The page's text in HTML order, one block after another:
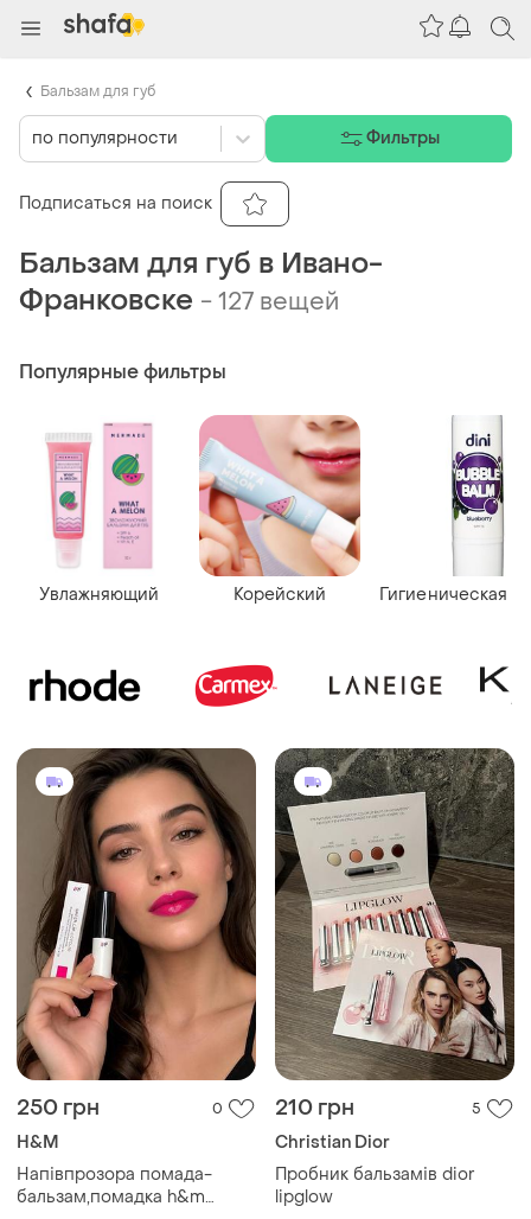
Бальзам для губ в Ивано-
Франковске -127 вещей
250 грн 0
H&M
Напівпрозора помада-
бальзам,помадка h&m
210 грн 5
Christian Dior
Пробник бальзамів dior
lipglow
Популярные фильтры
Увлажняющий Корейский Гигиеническая
по популярности Фильтры
Подписаться на поиск
Бальзам для губ